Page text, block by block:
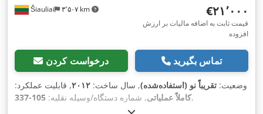
Šiauliai ۳٬۵۰۷ km ‎€۲۱٬۰۰۰
قیمت ثابت به اضافه مالیات بر ارزش
افزوده
درخواست کردن تماس بگیرید
وضعیت: تقریباً نو (استفاده‌شده), سال ساخت: ۲۰۱۲, قابلیت عملکرد:
کاملاً عملیاتی, شماره دستگاه/وسیله نقلیه: 105-337 ,